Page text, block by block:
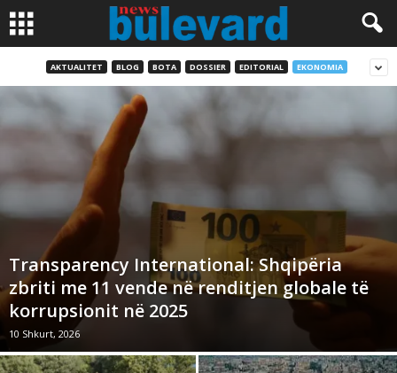
AKTUALITET BLOG BOTA DOSSIER EDITORIAL EKONOMIA
Transparency International: Shqipëria
zbriti me 11 vende në renditjen globale të
korrupsionit në 2025
10 Shkurt, 2026